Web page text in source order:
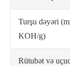
Turşu dəyəri
KOH/g)
Rütubət və